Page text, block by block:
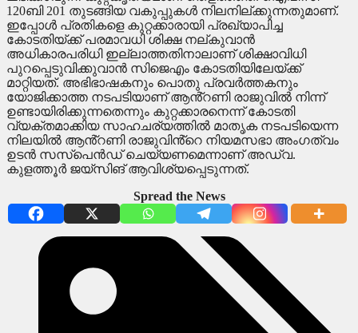
120ബി 201 തുടങ്ങിയ വകുപ്പുകൾ നിലനില്ക്കുന്നതുമാണ്.
ഇപ്പോൾ പ്രതികളെ കുറ്റക്കാരായി പ്രഖ്യാപിച്ച
കോടതിയ്ക്ക് പരമാവധി ശിക്ഷ നല്കുവാൻ
അധികാരപരിധി ഇല്ലാത്തതിനാലാണ് ശിക്ഷാവിധി
പുറപ്പെടുവിക്കുവാൻ സിജെഎം കോടതിയിലേയ്ക്ക്
മാറ്റിയത്. അഭിഭാഷകനും പൊതു പ്രവർത്തകനും
യോജിക്കാത്ത നടപടിയാണ് ആൻ്റണി രാജുവിൽ നിന്ന്
ഉണ്ടായിരിക്കുന്നതെന്നും കുറ്റക്കാരനെന്ന് കോടതി
വ്യക്തമാക്കിയ സാഹചര്യത്തിൽ മാതൃക നടപടിയെന്ന
നിലയിൽ ആൻ്റണി രാജുവിൻ്റെ നിയമസഭാ അംഗത്വം
ഉടൻ സസ്പെൻഡ് ചെയ്യണമെന്നാണ് അഡ്വ.
കുളത്തൂർ ജയ്സിങ് ആവിശ്യപ്പെടുന്നത്.
Spread the News